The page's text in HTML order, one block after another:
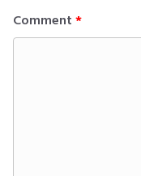
Comment *